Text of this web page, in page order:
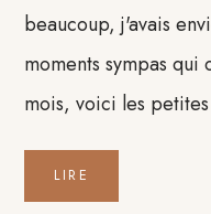
beaucoup, j'avais
moments sympas qui
mois, voici les
LIRE